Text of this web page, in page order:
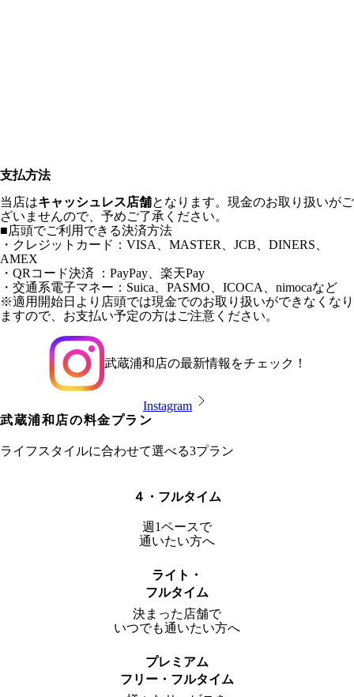
支払方法
当店はキャッシュレス店舗となります。現金のお取り扱いがご
ざいませんので、予めご了承ください。
■店頭でご利用できる決済方法
・クレジットカード：VISA、MASTER、JCB、DINERS、
AMEX
・QRコード決済 ：PayPay、楽天Pay
・交通系電子マネー：Suica、PASMO、ICOCA、nimocaなど
※適用開始日より店頭では現金でのお取り扱いができなくなり
ますので、お支払い予定の方はご注意ください。
武蔵浦和店の最新情報をチェック！
Instagram
武蔵浦和店の料金プラン
ライフスタイルに合わせて選べる3プラン
４・フルタイム
週1ペースで
通いたい方へ
ライト・
フルタイム
決まった店舗で
いつでも通いたい方へ
プレミアム
フリー・フルタイム